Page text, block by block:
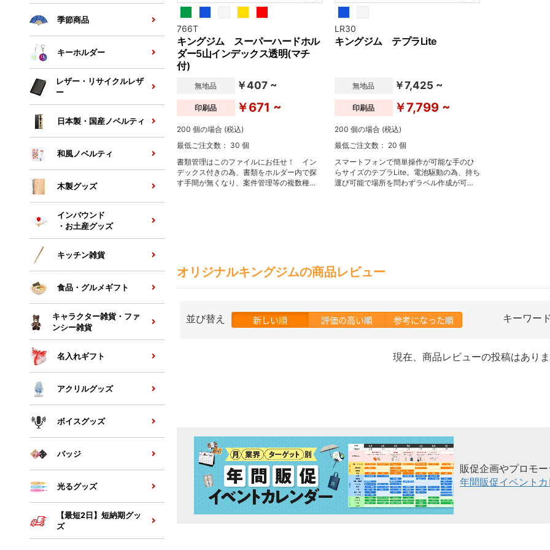
766T
キングジム スーパーハードホル
ダー5山インデックス透明(マチ
付)
無地品 ￥407 ~
印刷品 ￥671 ~
200 個の場合 (税込)
最低ご注文数： 30 個
書類管理はこのファイルにお任せ！ イン
デックス付きの為、書類をホルダー内で探
す手間が無くなり、案件管理等の複数種の
LR30
キングジム テプラLite
無地品 ￥7,425 ~
印刷品 ￥7,799 ~
200 個の場合 (税込)
最低ご注文数： 20 個
スマートフォンで簡単操作が可能な手のひ
らサイズのテプラLite。電池駆動の為、持ち
運び可能で場所を問わずラベル作成が可能
オリジナルキングジムの商品レビュー
並び替え 新しい順 評価の高い順 参考になった順 キーワー
現在、商品レビューの投稿はあり
販促企画やプロモ
年間販促イベント
季節商品
キーホルダー
レザー・リサイクルレザ
ー
日本製・国産ノベルティ
和風ノベルティ
木製グッズ
インバウンド
・お土産グッズ
キッチン雑貨
食品・グルメギフト
キャラクター雑貨・ファ
ンシー雑貨
名入れギフト
アクリルグッズ
ボイスグッズ
バッジ
光るグッズ
【最短2日】短納期グッ
ズ